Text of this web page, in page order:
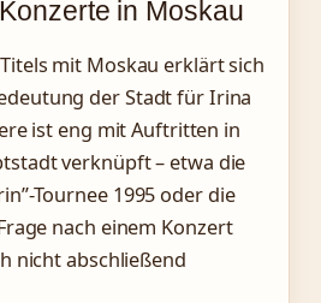
in Moskau
mit Moskau erklärt sich
der Stadt für Irina
ist eng mit Auftritten in
verknüpft – etwa die
Tournee 1995 oder die
nach einem Konzert
nicht abschließend